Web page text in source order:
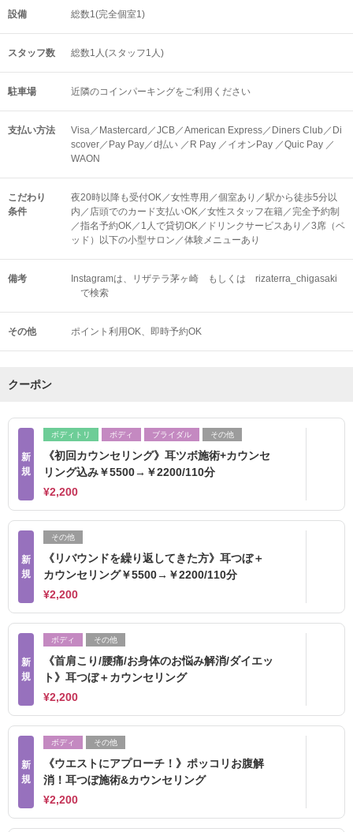
設備 総数1(完全個室1)
スタッフ数 総数1人(スタッフ1人)
駐車場 近隣のコインパーキングをご利用ください
支払い方法
Visa／Mastercard／JCB／American Express／Diners Club／Di
scover／Pay Pay／d払い ／R Pay ／イオンPay ／Quic Pay ／
WAON
こだわり
条件
夜20時以降も受付OK／女性専用／個室あり／駅から徒歩5分以
内／店頭でのカード支払いOK／女性スタッフ在籍／完全予約制
／指名予約OK／1人で貸切OK／ドリンクサービスあり／3席（ベ
ッド）以下の小型サロン／体験メニューあり
備考
Instagramは、リザテラ茅ヶ崎 もしくは rizaterra_chigasaki
で検索
その他 ポイント利用OK 即時予約OK
クーポン
新
規
ボディトリ ボディ ブライダル その他
《初回カウンセリング》耳ツボ施術+カウンセ
リング込み￥5500→￥2200/110分
¥2,200
新
規
その他
《リバウンドを繰り返してきた方》耳つぼ＋
カウンセリング￥5500→￥2200/110分
¥2,200
新
規
ボディ その他
《首肩こり/腰痛/お身体のお悩み解消/ダイエッ
ト》耳つぼ＋カウンセリング
¥2,200
新
規
ボディ その他
《ウエストにアプローチ！》ポッコリお腹解
消！耳つぼ施術&カウンセリング
¥2,200